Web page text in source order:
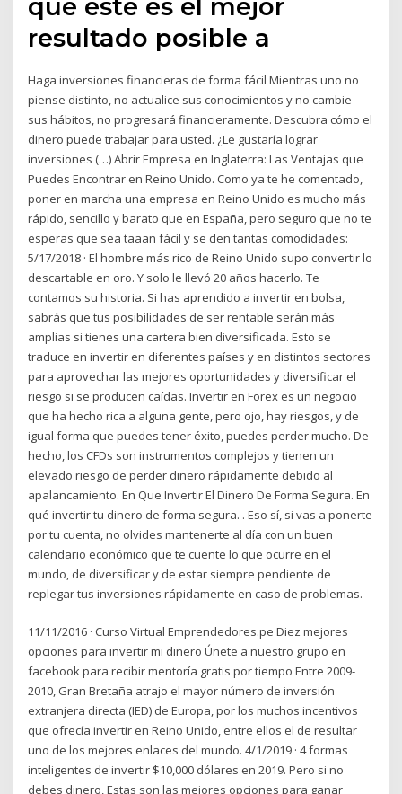
resultado posible a
Haga inversiones financieras de forma fácil Mientras uno no
piense distinto, no actualice sus conocimientos y no cambie
sus hábitos, no progresará financieramente. Descubra cómo el
dinero puede trabajar para usted. ¿Le gustaría lograr
inversiones (…) Abrir Empresa en Inglaterra: Las Ventajas que
Puedes Encontrar en Reino Unido. Como ya te he comentado,
poner en marcha una empresa en Reino Unido es mucho más
rápido, sencillo y barato que en España, pero seguro que no te
esperas que sea taaan fácil y se den tantas comodidades:
5/17/2018 · El hombre más rico de Reino Unido supo convertir lo
descartable en oro. Y solo le llevó 20 años hacerlo. Te
contamos su historia. Si has aprendido a invertir en bolsa,
sabrás que tus posibilidades de ser rentable serán más
amplias si tienes una cartera bien diversificada. Esto se
traduce en invertir en diferentes países y en distintos sectores
para aprovechar las mejores oportunidades y diversificar el
riesgo si se producen caídas. Invertir en Forex es un negocio
que ha hecho rica a alguna gente, pero ojo, hay riesgos, y de
igual forma que puedes tener éxito, puedes perder mucho. De
hecho, los CFDs son instrumentos complejos y tienen un
elevado riesgo de perder dinero rápidamente debido al
apalancamiento. En Que Invertir El Dinero De Forma Segura. En
qué invertir tu dinero de forma segura. . Eso sí, si vas a ponerte
por tu cuenta, no olvides mantenerte al día con un buen
calendario económico que te cuente lo que ocurre en el
mundo, de diversificar y de estar siempre pendiente de
replegar tus inversiones rápidamente en caso de problemas.
11/11/2016 · Curso Virtual Emprendedores.pe Diez mejores
opciones para invertir mi dinero Únete a nuestro grupo en
facebook para recibir mentoría gratis por tiempo Entre 2009-
2010, Gran Bretaña atrajo el mayor número de inversión
extranjera directa (IED) de Europa, por los muchos incentivos
que ofrecía invertir en Reino Unido, entre ellos el de resultar
uno de los mejores enlaces del mundo. 4/1/2019 · 4 formas
inteligentes de invertir $10,000 dólares en 2019. Pero si no
debes dinero, Estas son las mejores opciones para ganar